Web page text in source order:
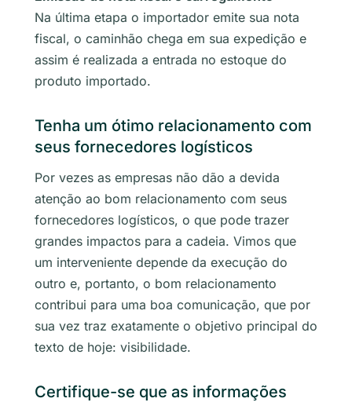
Na última etapa o importador emite sua nota
fiscal, o caminhão chega em sua expedição e
assim é realizada a entrada no estoque do
produto importado.
Tenha um ótimo relacionamento com
seus fornecedores logísticos
Por vezes as empresas não dão a devida
atenção ao bom relacionamento com seus
fornecedores logísticos, o que pode trazer
grandes impactos para a cadeia. Vimos que
um interveniente depende da execução do
outro e, portanto, o bom relacionamento
contribui para uma boa comunicação, que por
sua vez traz exatamente o objetivo principal do
texto de hoje: visibilidade.
Certifique-se que as informações